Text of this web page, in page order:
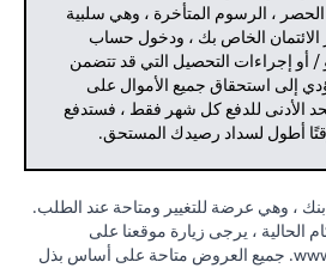
، الرسوم المتأخرة ، وهي سلبية
الائتمان الخاص بك ، ودخول حساب
/ أو إجراءات التحصيل التي قد تتضمن
إلى استحقاق جميع الأموال على
الأدنى للدفع كل شهر فقط ، فستدفع
أطول لسداد رصيدك المستحق.
، وهي عرضة للتغيير ومتاحة عند الطلب.
الحالية ، يرجى زيارة موقعنا على
جميع العروض متاحة على أساس بذل